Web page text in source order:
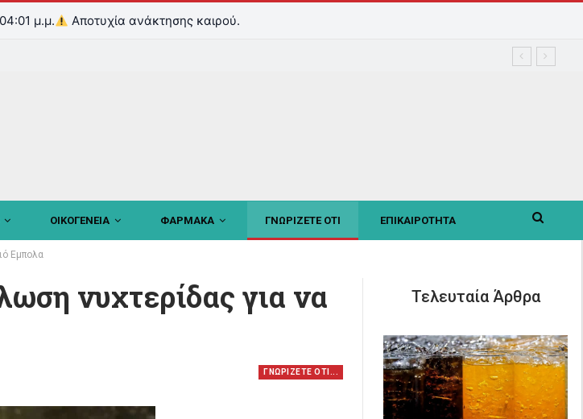
μ.μ. Αποτυχία ανάκτησης καιρού.
ΟΙΚΟΓΕΝΕΙΑ ΦΑΡΜΑΚΑ ΓΝΩΡΙΖΕΤΕ ΟΤΙ ΕΠΙΚΑΙΡΟΤΗΤΑ
Εμπολα
νυχτερίδας για να
ΓΝΩΡΙΖΕΤΕ ΟΤΙ...
Τελευταία Άρθρα